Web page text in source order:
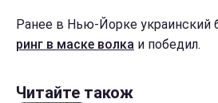
Ранее в Нью-Йорке украинский
ринг в маске волка и победил.
Читайте також